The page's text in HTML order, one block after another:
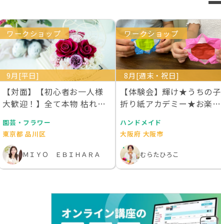
ワークショップ
9月[平日]
【対面】【初心者お一人様
大歓迎！】全て本物 枯れな
園芸・フラワー
東京都 品川区
ＭＩＹＯ ＥＢＩＨＡＲＡ
ワークショップ
8月[週末・祝日]
【体験会】輝け★うちの子
折り紙アカデミー★お楽し
ハンドメイド
大阪府 大阪市
むらたひろこ